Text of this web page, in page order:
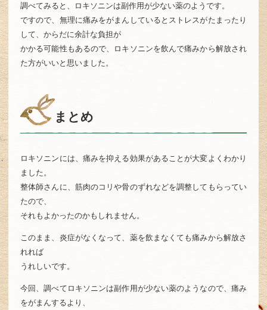
調べてみると、ロキソニンは副作用が少ない薬のようです。
ですので、無理に痛みをがまんしているとストレスがたまったり
して、からだに余計な負担が
かかる可能性もあるので、ロキソニンを飲んで痛みから解放され
た方がいいと思いました。
まとめ
ロキソニンには、痛みを抑える効果があることが大変よくわかり
ました。
整体師さんに、筋肉のコリや骨のずれなどを調整してもらってい
たので、
それもよかったのかもしれません。
このまま、炎症がなくなって、薬を飲まなくても痛みから解放さ
れれば
うれしいです。
今回、調べてロキソニンは副作用が少ない薬のようなので、痛み
をがまんするより、